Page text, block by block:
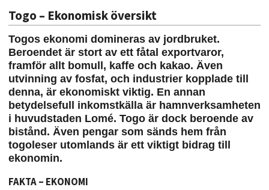
Togo – Ekonomisk översikt
Togos ekonomi domineras av jordbruket.
Beroendet är stort av ett fåtal exportvaror,
framför allt bomull, kaffe och kakao. Även
utvinning av fosfat, och industrier kopplade till
denna, är ekonomiskt viktig. En annan
betydelsefull inkomstkälla är hamnverksamheten
i huvudstaden Lomé. Togo är dock beroende av
bistånd. Även pengar som sänds hem från
togoleser utomlands är ett viktigt bidrag till
ekonomin.
FAKTA – EKONOMI